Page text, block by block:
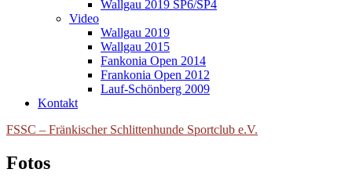
Wallgau 2019 SP6/SP4
Video
Wallgau 2019
Wallgau 2015
Fankonia Open 2014
Frankonia Open 2012
Lauf-Schönberg 2009
Kontakt
FSSC – Fränkischer Schlittenhunde Sportclub e.V.
Fotos